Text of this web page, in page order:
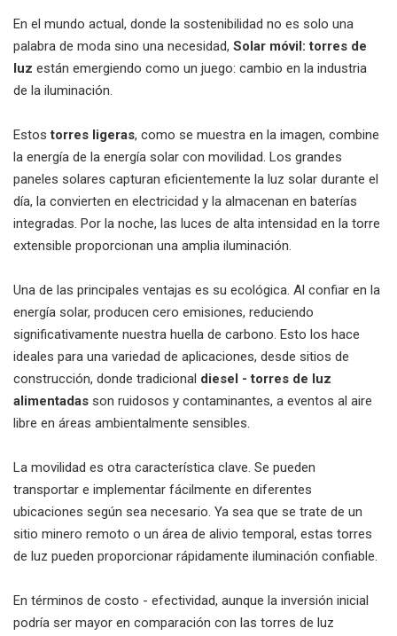
En el mundo actual, donde la sostenibilidad no es solo una
palabra de moda sino una necesidad, Solar móvil: torres de
luz están emergiendo como un juego: cambio en la industria
de la iluminación.
Estostorres ligeras, como se muestra en la imagen, combine
la energía de la energía solar con movilidad. Los grandes
paneles solares capturan eficientemente la luz solar durante el
día, la convierten en electricidad y la almacenan en baterías
integradas. Por la noche, las luces de alta intensidad en la torre
extensible proporcionan una amplia iluminación.
Una de las principales ventajas es su ecológica. Al confiar en la
energía solar, producen cero emisiones, reduciendo
significativamente nuestra huella de carbono. Esto los hace
ideales para una variedad de aplicaciones, desde sitios de
construcción, donde tradicional diesel - torres de luz
alimentadas son ruidosos y contaminantes, a eventos al aire
libre en áreas ambientalmente sensibles.
La movilidad es otra característica clave. Se pueden
transportar e implementar fácilmente en diferentes
ubicaciones según sea necesario. Ya sea que se trate de un
sitio minero remoto o un área de alivio temporal, estas torres
de luz pueden proporcionar rápidamente iluminación confiable.
En términos de costo - efectividad, aunque la inversión inicial
podría ser mayor en comparación con las torres de luz